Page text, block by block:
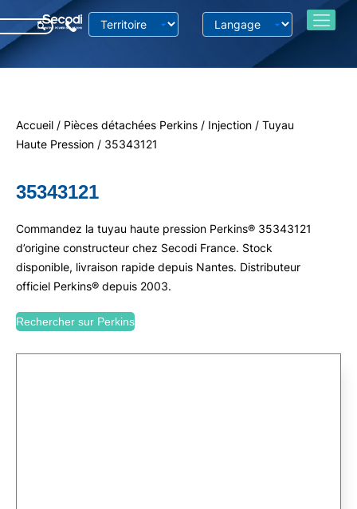
Accueil / Pièces détachées Perkins / Injection / Tuyau
Haute Pression / 35343121
35343121
Commandez la tuyau haute pression Perkins® 35343121
d’origine constructeur chez Secodi France. Stock
disponible, livraison rapide depuis Nantes. Distributeur
officiel Perkins® depuis 2003.
Rechercher sur Perkins